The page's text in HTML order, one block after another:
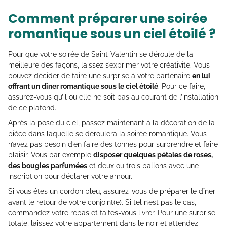
Comment préparer une soirée
romantique sous un ciel étoilé ?
Pour que votre soirée de Saint-Valentin se déroule de la
meilleure des façons, laissez s’exprimer votre créativité. Vous
pouvez décider de faire une surprise à votre partenaire en lui
offrant un dîner romantique sous le ciel étoilé. Pour ce faire,
assurez-vous qu’il ou elle ne soit pas au courant de l’installation
de ce plafond.
Après la pose du ciel, passez maintenant à la décoration de la
pièce dans laquelle se déroulera la soirée romantique. Vous
n’avez pas besoin d’en faire des tonnes pour surprendre et faire
plaisir. Vous par exemple disposer quelques pétales de roses,
des bougies parfumées et deux ou trois ballons avec une
inscription pour déclarer votre amour.
Si vous êtes un cordon bleu, assurez-vous de préparer le dîner
avant le retour de votre conjoint(e). Si tel n’est pas le cas,
commandez votre repas et faites-vous livrer. Pour une surprise
totale, laissez votre appartement dans le noir et attendez